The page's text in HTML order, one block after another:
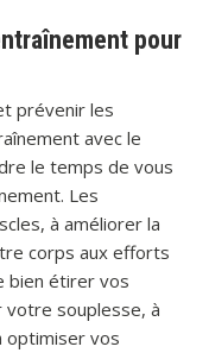
pour
prévenir les
avec le
le temps de vous
Les
à améliorer la
corps aux efforts
bien étirer vos
votre souplesse, à
optimiser vos